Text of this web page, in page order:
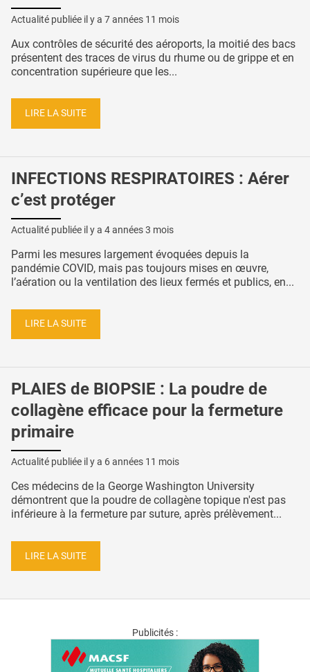
Actualité publiée il y a 7 années 11 mois
Aux contrôles de sécurité des aéroports, la moitié des bacs
présentent des traces de virus du rhume ou de grippe et en
concentration supérieure que les...
LIRE LA SUITE
INFECTIONS RESPIRATOIRES : Aérer
c’est protéger
Actualité publiée il y a 4 années 3 mois
Parmi les mesures largement évoquées depuis la
pandémie COVID, mais pas toujours mises en œuvre,
l’aération ou la ventilation des lieux fermés et publics, en...
LIRE LA SUITE
PLAIES de BIOPSIE : La poudre de
collagène efficace pour la fermeture
primaire
Actualité publiée il y a 6 années 11 mois
Ces médecins de la George Washington University
démontrent que la poudre de collagène topique n'est pas
inférieure à la fermeture par suture, après prélèvement...
LIRE LA SUITE
Publicités :